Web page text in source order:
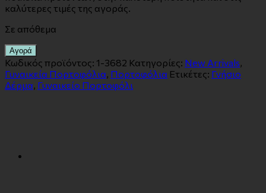
καλύτερες τιμές της αγοράς.
Σε απόθεμα
Αγορά
Κωδικός προϊόντος: 1-3682 Κατηγορίες: New Arrivals
Γυναικεία Πορτοφόλια Πορτοφόλια Ετικέτες: Γνήσιο
Δέρμα Γυναικείο Πορτοφόλι